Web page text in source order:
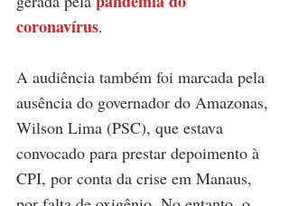
coronavírus.
A audiência também foi marcada pela
ausência do governador do Amazonas,
Wilson Lima (PSC), que estava
convocado para prestar depoimento à
CPI, por conta da crise em Manaus,